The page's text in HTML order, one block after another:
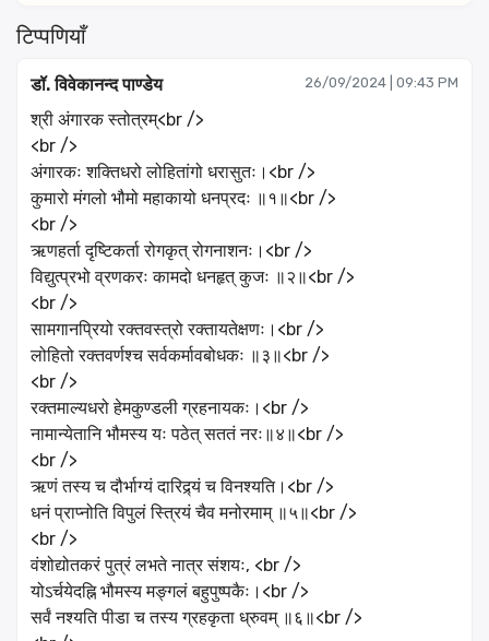
टिप्पणियाँ
डॉ. विवेकानन्द पाण्डेय 26/09/2024 | 09:43 PM
श्री अंगारक स्तोत्रम्<br />
<br />
अंगारकः शक्तिधरो लोहितांगो धरासुतः।<br />
कुमारो मंगलो भौमो महाकायो धनप्रदः ॥१॥<br />
<br />
ऋणहर्ता दृष्टिकर्ता रोगकृत् रोगनाशनः।<br />
विद्युत्प्रभो व्रणकरः कामदो धनहृत् कुजः ॥२॥<br />
<br />
सामगानप्रियो रक्तवस्त्रो रक्तायतेक्षणः।<br />
लोहितो रक्तवर्णश्च सर्वकर्मावबोधकः ॥३॥<br />
<br />
रक्तमाल्यधरो हेमकुण्डली ग्रहनायकः।<br />
नामान्येतानि भौमस्य यः पठेत् सततं नरः॥४॥<br />
<br />
ऋणं तस्य च दौर्भाग्यं दारिद्र्यं च विनश्यति।<br />
धनं प्राप्नोति विपुलं स्त्रियं चैव मनोरमाम् ॥५॥<br />
<br />
वंशोद्योतकरं पुत्रं लभते नात्र संशयः, <br />
योऽर्चयेदह्नि भौमस्य मङ्गलं बहुपुष्पकैः।<br />
सर्वं नश्यति पीडा च तस्य ग्रहकृता ध्रुवम् ॥६॥<br />